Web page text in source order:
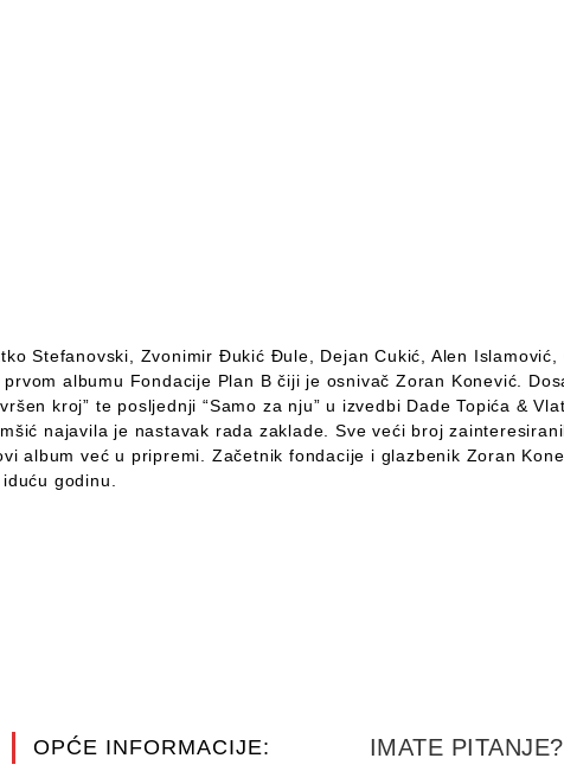
Stefanovski, Zvonimir Đukić Đule, Dejan Cukić, Alen
albumu Fondacije Plan B čiji je osnivač Zoran Konević.
kroj” te posljednji “Samo za nju” u izvedbi Dade Topića &
najavila je nastavak rada zaklade. Sve veći broj
album već u pripremi. Začetnik fondacije i glazbenik Zoran
godinu.
OPĆE INFORMACIJE: IMATE PITANJE?